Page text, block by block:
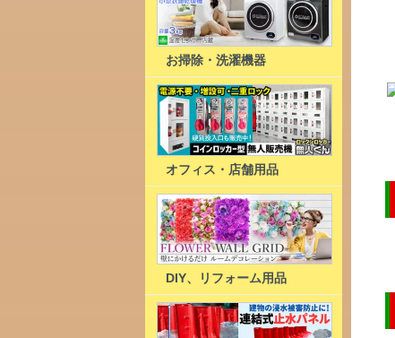
お掃除・洗濯機器
オフィス・店舗用品
DIY、リフォーム用品